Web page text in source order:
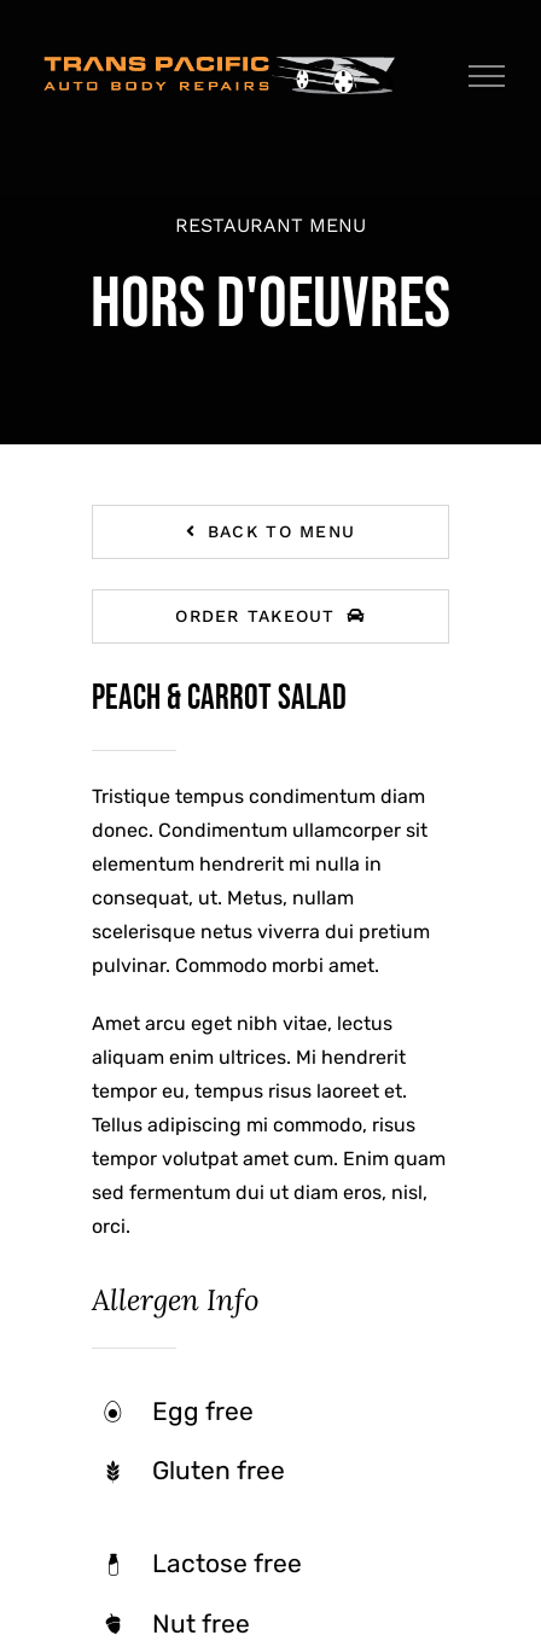
content
RESTAURANT MENU
HORS D'OEUVRES
BACK TO MENU
ORDER TAKEOUT
Peach & carrot salad
Tristique tempus condimentum diam
donec. Condimentum ullamcorper sit
elementum hendrerit mi nulla in
consequat, ut. Metus, nullam
scelerisque netus viverra dui pretium
pulvinar. Commodo morbi amet.
Amet arcu eget nibh vitae, lectus
aliquam enim ultrices. Mi hendrerit
tempor eu, tempus risus laoreet et.
Tellus adipiscing mi commodo, risus
tempor volutpat amet cum. Enim quam
sed fermentum dui ut diam eros, nisl,
orci.
Allergen Info
Egg free
Gluten free
Lactose free
Nut free